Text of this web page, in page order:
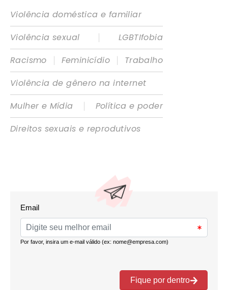
Violência doméstica e familiar
Violência sexual
|
LGBTIfobia
Racismo
| Feminicídio |
Trabalho
Violência de gênero na internet
Mulher e Mídia
|
Política e poder
Direitos sexuais e reprodutivos